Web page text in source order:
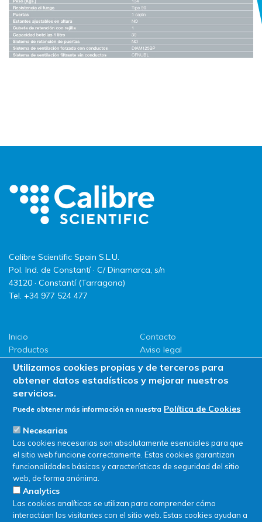
Calibre Scientific Spain S.L.U.
Pol. Ind. de Constantí · C/ Dinamarca, s/n
43120 · Constantí (Tarragona)
Tel. +34 977 524 477
Inicio
Productos
LLG
Promociones
ServiSAT
Contacto
Aviso legal
Política de privacidad
Política de Cookies
Buscar en tienda
Utilizamos cookies propias y de terceros para
obtener datos estadísticos y mejorar nuestros
servicios.
Puede obtener más información en nuestra Política de Cookies
Necesarias
Las cookies necesarias son absolutamente esenciales para que
el sitio web funcione correctamente. Estas cookies garantizan
funcionalidades básicas y características de seguridad del sitio
web, de forma anónima.
Analytics
Las cookies analíticas se utilizan para comprender cómo
interactúan los visitantes con el sitio web. Estas cookies ayudan a